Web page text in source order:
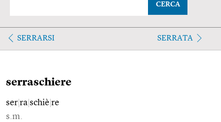
CERCA
SERRARSI SERRATA
serraschiere
ser ra schiè re
s.m.